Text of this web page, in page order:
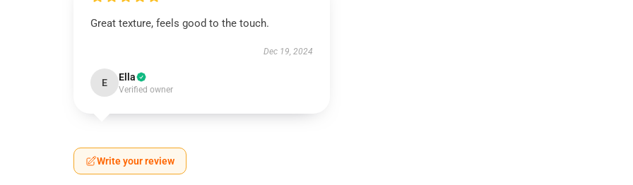
Great texture, feels good to the touch.
Dec 19, 2024
E Ella
Verified owner
Write your review